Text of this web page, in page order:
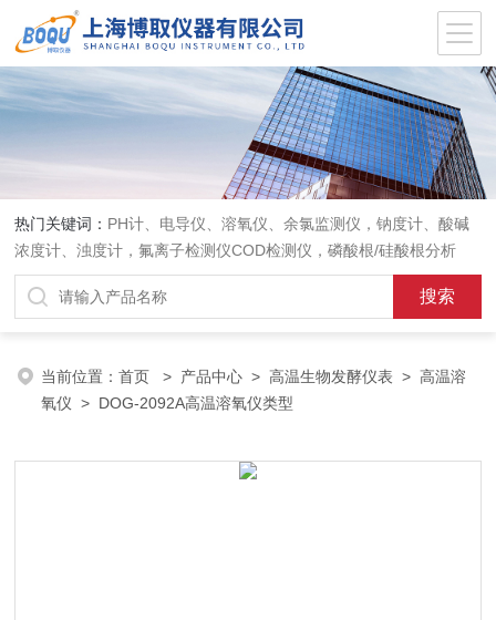
热门关键词： PH计、电导仪、溶氧仪、余氯监测仪，钠度计、酸碱
浓度计、浊度计，氟离子检测仪COD检测仪，磷酸根/硅酸根分析
仪，PH电极、溶氧电极、电导电极
当前位置：首页 > 产品中心 >高温生物发酵仪表 >高温溶
氧仪 > DOG-2092A高温溶氧仪类型